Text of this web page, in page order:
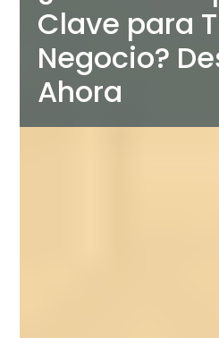
Clave para
Negocio?
Ahora